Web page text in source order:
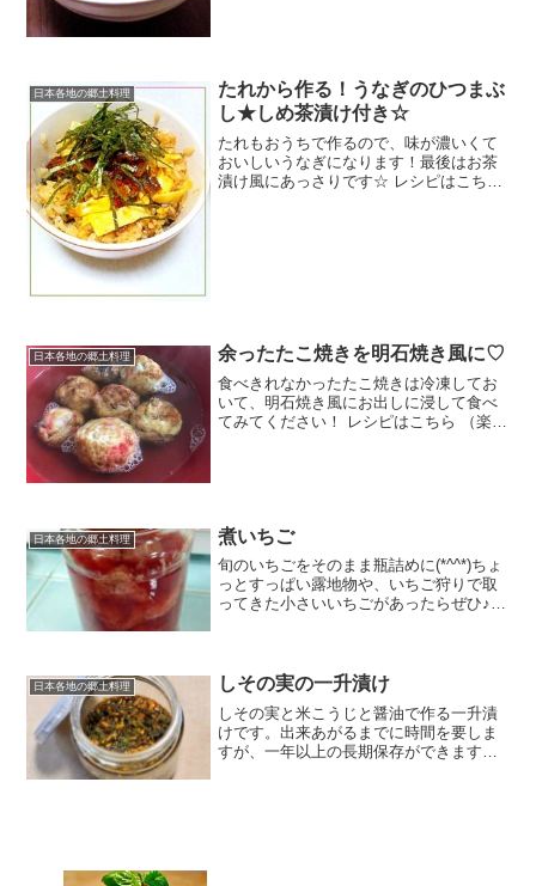
日本各地の郷土料理
たれから作る！うなぎのひつまぶ
し★しめ茶漬け付き☆
たれもおうちで作るので、味が濃いくて
おいしいうなぎになります！最後はお茶
漬け風にあっさりです☆ レシピはこちら
日本各地の郷土料理 余ったたこ焼きを明石焼き風に♡
食べきれなかったたこ焼きは冷凍してお
いて、明石焼き風にお出しに浸して食べ
てみてください！ レシピはこちら （楽天
日本各地の郷土料理 煮いちご
旬のいちごをそのまま瓶詰めに(*^^*)ちょ
っとすっぱい露地物や、いちご狩りで取
ってきた小さいいちごがあったらぜひ♪
日本各地の郷土料理 しその実の一升漬け
しその実と米こうじと醤油で作る一升漬
けです。出来あがるまでに時間を要しま
すが、一年以上の長期保存ができます。